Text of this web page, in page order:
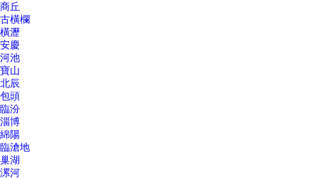
商丘
古橫欄
橫瀝
安慶
河池
寶山
北辰
包頭
臨汾
淄博
綿陽
臨滄地
巢湖
漯河